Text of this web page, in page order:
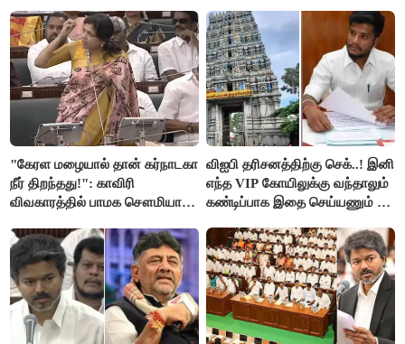
"கேரள மழையால் தான் கர்நாடகா
நீர் திறந்தது!": காவிரி
விவகாரத்தில் பாமக சௌமியா
விஐபி தரிசனத்திற்கு செக்..! இனி
எந்த VIP கோயிலுக்கு வந்தாலும்
கண்டிப்பாக இதை செய்யணும் -